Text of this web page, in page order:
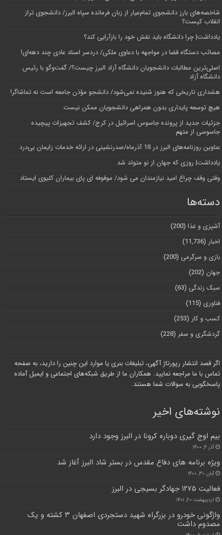
شاخصه‌های بارز دانشجوی تمام‌عیار از زبان فرمانده سپاه البرز/ دانشجوی تراز
انقلاب کیست؟
یادداشت| چرا دانشگاه باید نقش خود را بازآرایی کند؟
مصائب دستگاه قضا در مواجهه با دعاوی ملکی/ دردسر اسناد عادی چند‌ دهه‌ای!
اصلی‌ترین مطالبات دانشجویان دانشگاه آزاد البرز چیست؟/ گفت‌وگو با رئیس
دانشگاه آز‌اد
هشداری تاریخی که هنوز شنیده نمی‌شود/ دانشجو مؤذن جامعه است نه تماشاگر!
هیچ توسعه پایداری بدون همراهی دانشجویان ممکن نیست
جزئیات جدید از پرونده جاسوس اسرائیل در کرج/‌ کشف تجهیزات پیچیده
جاسوسی از متهم
عناوین روزنامه‌های البرز در ‌18 آذرماه/صدرنشینی در ارائه خدمات زایمان بی‌درد
یادداشت| روزی که جهان از نو متولد شد
وقتی وقف چراغ امید نیازمندان می شود/ موقوفه ای پای بیماران کلیوی ایستاد
دسته‌ها
آشپزی و غذا (200)
اخبار (11,736)
بازی و سرگرمی (200)
جهان (202)
سبک زندگی (63)
فناوری (115)
کسب و کار (253)
گردشگری و سفر (228)
اگر قصد انتشار رپورتاژ آگهی، تبلیغات بنری یا موارد این چنین را دارید، به صفحه
تماس با ما مراجعه نمایید. همکاران ما از طریق شبکه‌های اجتماعی و ایمیل آماده
پاسخگویی به سوالات شما هستند.
نوشته‌های اخیر
بیم اوج گیری دوباره کرونا در البرز وجود دارد
آذر ۴, ۱۴۰۰
ویژه برنامه های دفاع مقدس در بستر شاد البرز آغاز شد
آبان ۳۰, ۱۴۰۰
فعالیت ۱۲۷۵ جهادگر بسیجی در البرز
اردیبهشت ۲۰, ۱۴۰۱
واژگونی خودرو در بزرگراه شهید دستجردی اصفهان ۳ کشته و یک
مصدوم داشت